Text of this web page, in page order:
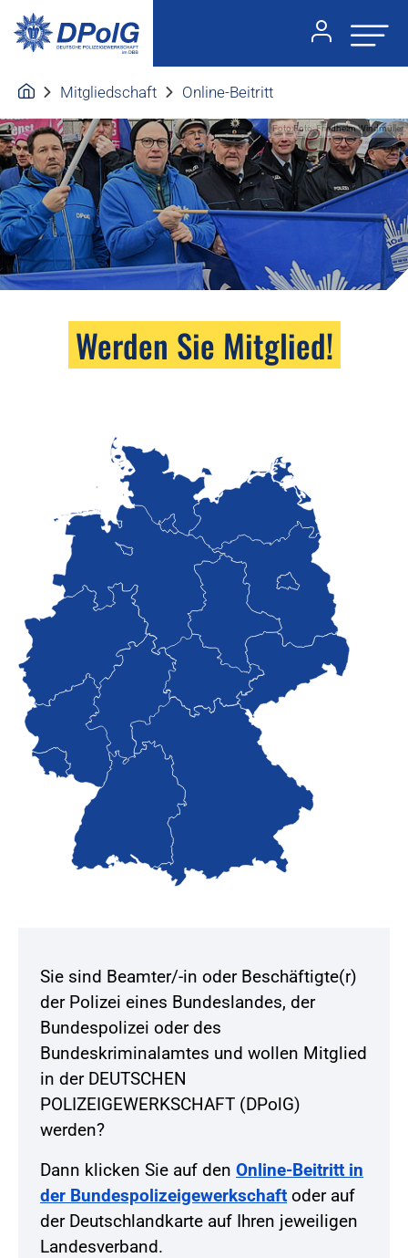
Mitgliedschaft Online-Beitritt
Foto:Foto: Friedhelm Windmüller
Werden Sie Mitglied!
Sie sind Beamter/-in oder Beschäftigte(r)
der Polizei eines Bundeslandes, der
Bundespolizei oder des
Bundeskriminalamtes und wollen Mitglied
in der DEUTSCHEN
POLIZEIGEWERKSCHAFT (DPolG)
werden?
Dann klicken Sie auf den Online-Beitritt in
der Bundespolizeigewerkschaft oder auf
der Deutschlandkarte auf Ihren jeweiligen
Landesverband.